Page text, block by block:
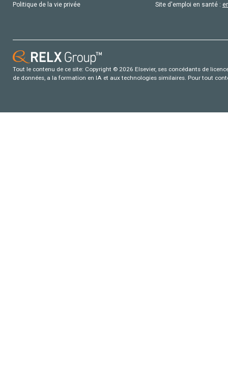
Politique de la vie privée
Site d'emploi en santé :
Tout le contenu de ce site: Copyright © 2026 Elsevier, ses concédants de
de données, a la formation en IA et aux technologies similaires. Pour tout